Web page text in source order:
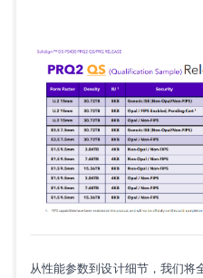
从性能参数到设计细节，我们将